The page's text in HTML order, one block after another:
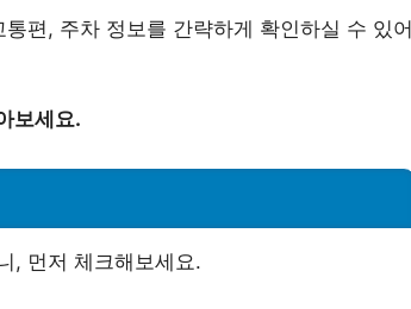
편, 주차 정보를 간략하게 확인하실 수 있어
보세요.
, 먼저 체크해보세요.